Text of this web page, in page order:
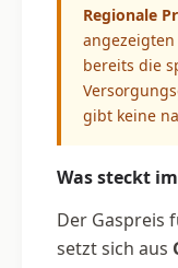
Regionale
angezeigten
bereits die
gibt keine
Was steckt
Der Gaspreis
setzt sich aus